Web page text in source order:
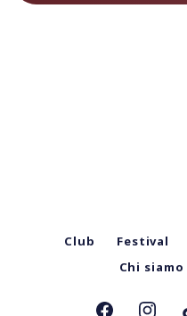
Club Festival
Chi siamo